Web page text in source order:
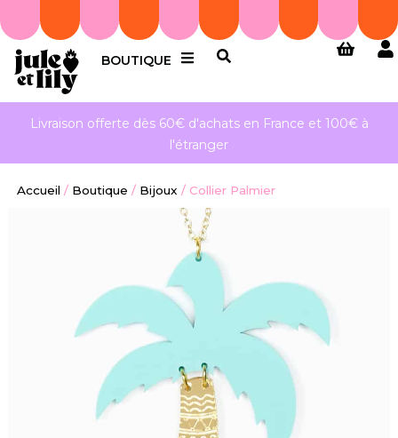
BOUTIQUE
Livraison offerte dès 60€ d'achats en France et 100€ à
l'étranger
Accueil / Boutique / Bijoux / Collier Palmier